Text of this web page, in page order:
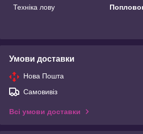
Техніка лову
Умови доставки
Нова Пошта
Самовивіз
Всі умови доставки